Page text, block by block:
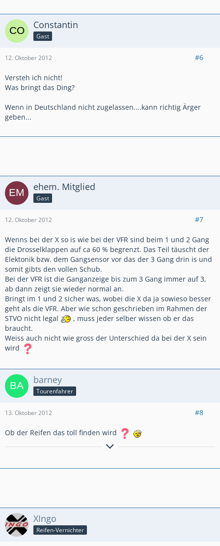
Constantin
Gast
12. Oktober 2012 #6
Versteh ich nicht!
Was bringt das Ding?
Wenn in Deutschland nicht zugelassen....kann richtig Ärger
geben...
ehem. Mitglied
Gast
12. Oktober 2012 #7
Wenns bei der X so is wie bei der VFR sind beim 1 und 2 Gang
die Drosselklappen auf ca 60 % begrenzt. Das Teil täuscht der
Elektonik bzw. dem Gangsensor vor das der 3 Gang drin is und
somit gibts den vollen Schub.
Bei der VFR ist die Ganganzeige bis zum 3 Gang immer auf 3,
ab dann zeigt sie wieder normal an.
Bringt im 1 und 2 sicher was, wobei die X da ja sowieso besser
geht als die VFR. Aber wie schon geschrieben im Rahmen der
STVO nicht legal
, muss jeder selber wissen ob er das
braucht.
Weiss auch nicht wie gross der Unterschied da bei der X sein
wird
barney
Tourenfahrer
13. Oktober 2012 #8
Ob der Reifen das toll finden wird
Grüßle Barney
XIngo
Reifen-Vernichter